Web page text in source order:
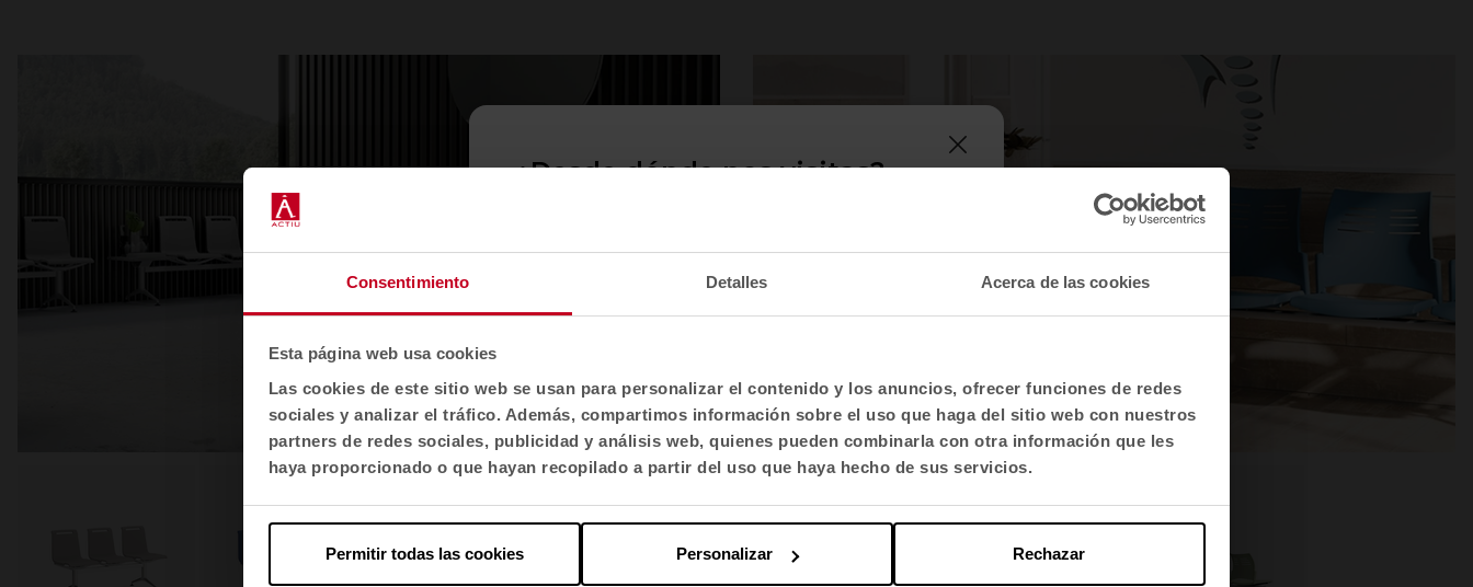
Consentimiento Detalles Acerca de las cookies
Esta página web usa cookies
Las cookies de este sitio web se usan para personalizar el contenido y los anuncios, ofrecer funciones de redes
sociales y analizar el tráfico. Además, compartimos información sobre el uso que haga del sitio web con nuestros
partners de redes sociales, publicidad y análisis web, quienes pueden combinarla con otra información que les
haya proporcionado o que hayan recopilado a partir del uso que haya hecho de sus servicios.
Rechazar
Personalizar
Permitir todas las cookies
¿Desde dónde nos visitas?
Selecciona localización
Selecciona idioma
English US
Aplicar